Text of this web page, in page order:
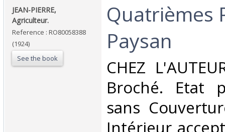
‎JEAN-PIERRE,
Agriculteur.‎
Reference : RO80058388
(1924)
See the book
‎Quatrièmes
Paysan‎
‎CHEZ
Broché. Etat
sans
Intérieur